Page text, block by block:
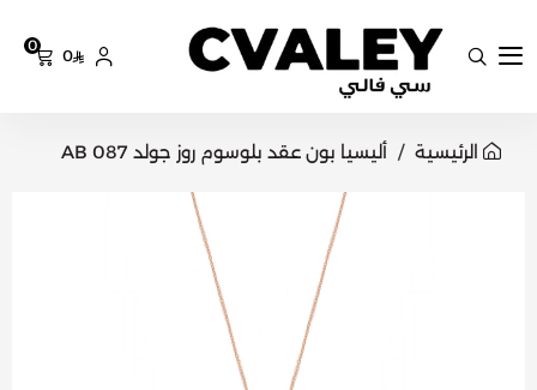
سي فالي
0
0
الرئيسية أليسيا بون عقد بلوسوم روز جولد AB 087